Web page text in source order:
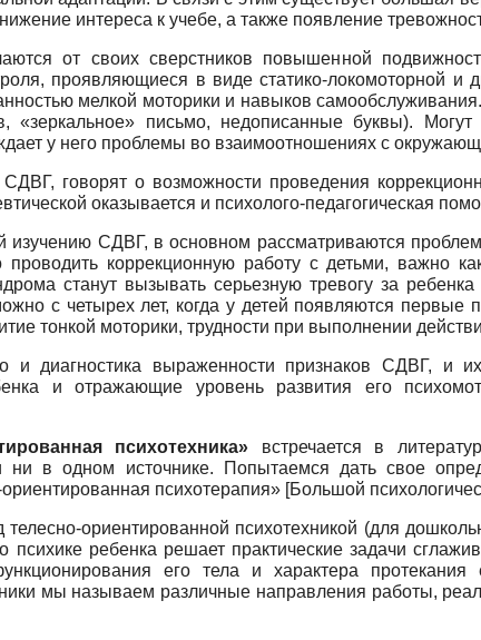
интереса к учебе, а также появление
от своих сверстников повышенной
проявляющиеся в виде статико-локомоторной и
мелкой моторики и навыков
«зеркальное» письмо, недописанные буквы).
у него проблемы во взаимоотношениях с
говорят о возможности проведения
оказывается и психолого-педагогическая
изучению СДВГ, в основном рассматриваются
проводить коррекционную работу с детьми, важно
станут вызывать серьезную тревогу за
с четырех лет, когда у детей появляются первые
тонкой моторики, трудности при выполнении
и диагностика выраженности признаков СДВГ, и
и отражающие уровень развития его
психотехника» встречается в
в одном источнике. Попытаемся дать свое
психотерапия» [Большой
ориентированной психотехникой (для
психике ребенка решает практические задачи
его тела и характера
мы называем различные направления работы,